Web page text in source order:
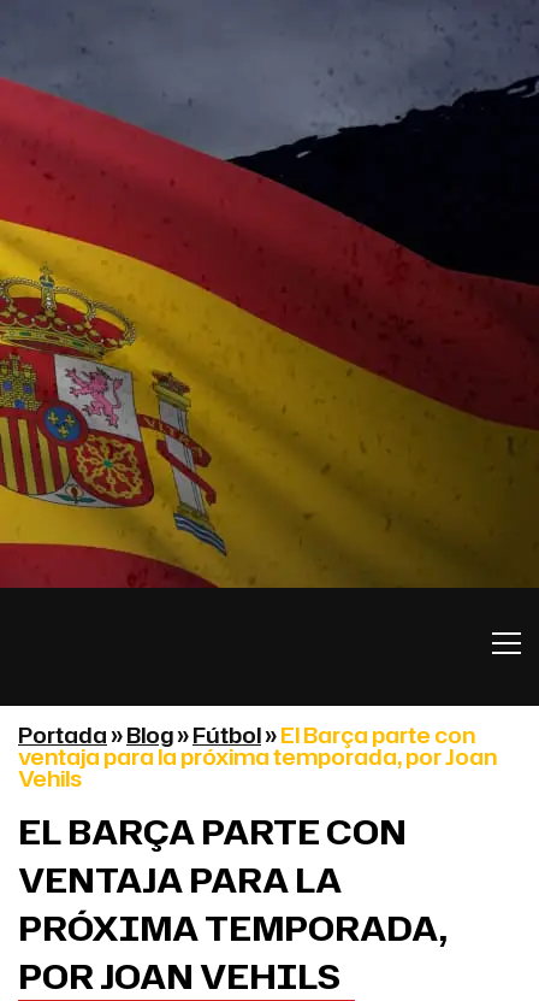
Portada»Blog»Fútbol»El Barça parte con
ventaja para la próxima temporada, por Joan
Vehils
EL BARÇA PARTE CON
VENTAJA PARA LA
PRÓXIMA TEMPORADA,
POR JOAN VEHILS